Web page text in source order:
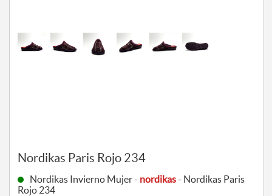
Nordikas Paris Rojo 234
Nordikas Invierno Mujer - nordikas- Nordikas Paris
Rojo 234